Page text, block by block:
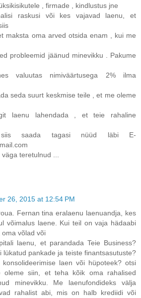
, firmade , kindlustus jne
raskusi või kes vajavad laenu, et
maksta oma arved otsida enam , kui me
probleemid jäänud minevikku . Pakume
valuutas nimiväärtusega 2% ilma
seda suurt keskmise teile , et me oleme
laenu lahendada , et teie rahaline
saada tagasi nüüd läbi E-
teretulnud ...
26, 2015 at 12:54 PM
Fernan tina eralaenu laenuandja, kes
võimalus laene. Kui teil on vaja hädaabi
võlad või
laenu, et parandada Teie Business?
lükatud pankade ja teiste finantsasutuste?
laen või hüpoteek? otsi
oleme siin, et teha kõik oma rahalised
minevikku. Me laenufondideks välja
rahalist abi, mis on halb krediidi või